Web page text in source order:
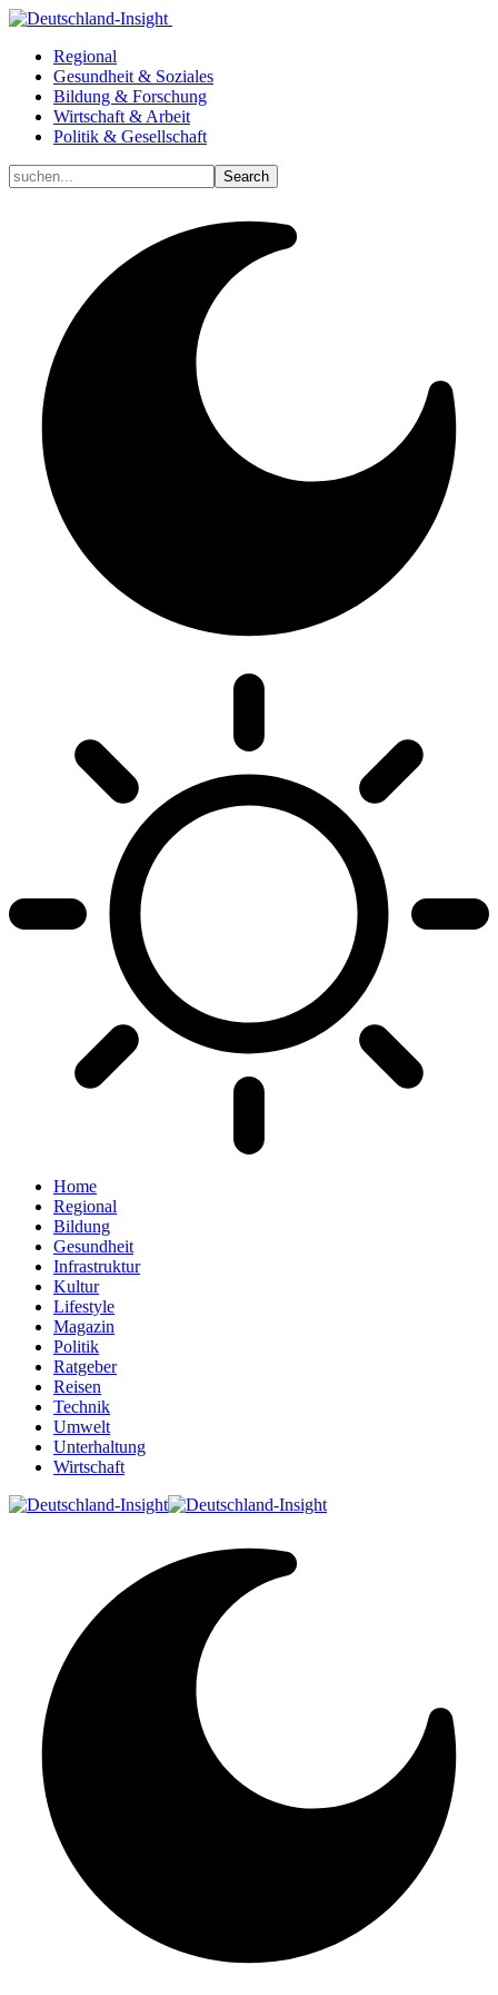
Regional
Gesundheit & Soziales
Bildung & Forschung
Wirtschaft & Arbeit
Politik & Gesellschaft
Home
Regional
Bildung
Gesundheit
Infrastruktur
Kultur
Lifestyle
Magazin
Politik
Ratgeber
Reisen
Technik
Umwelt
Unterhaltung
Wirtschaft